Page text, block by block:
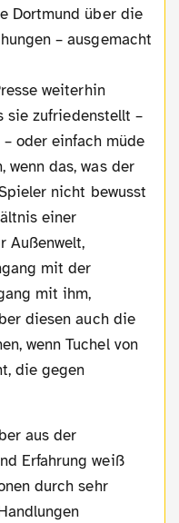
Dortmund über die
– ausgemacht
sie zufriedenstellt –
oder einfach müde
wenn das, was der
nicht bewusst
einer
Außenwelt,
mit der
mit ihm,
diesen auch die
wenn Tuchel von
die gegen
Erfahrung weiß
durch sehr